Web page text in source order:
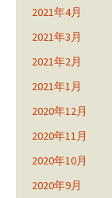
2021年4月
2021年3月
2021年2月
2021年1月
2020年12月
2020年11月
2020年10月
2020年9月